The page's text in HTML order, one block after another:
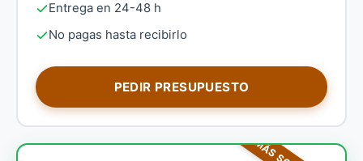
Entrega en 24-48 h
No pagas hasta recibirlo
PEDIR PRESUPUESTO